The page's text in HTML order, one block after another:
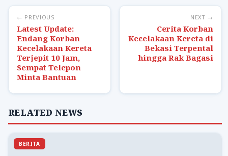
← PREVIOUS
Latest Update:
Endang Korban
Kecelakaan Kereta
Terjepit 10 Jam,
Sempat Telepon
Minta Bantuan
NEXT →
Cerita Korban
Kecelakaan Kereta di
Bekasi Terpental
hingga Rak Bagasi
RELATED NEWS
BERITA